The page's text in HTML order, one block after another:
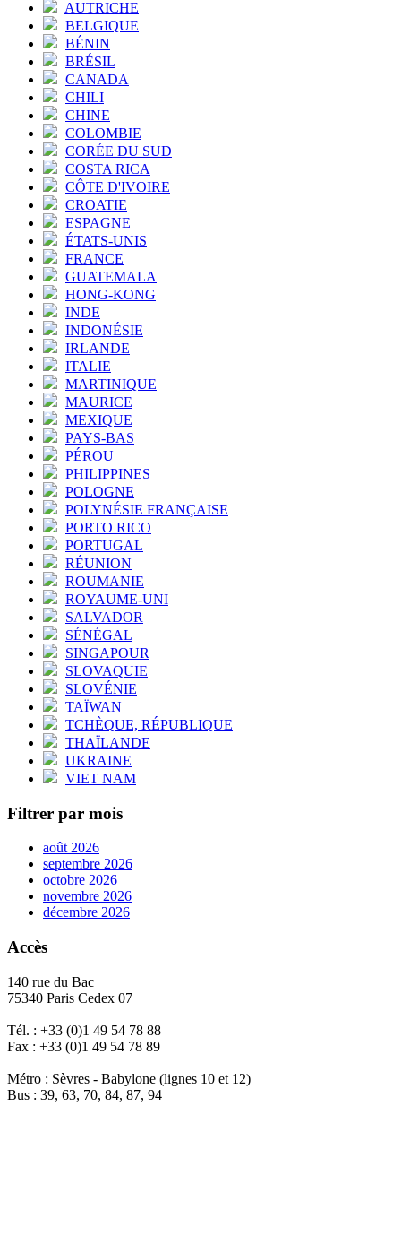
AUTRICHE
BELGIQUE
BÉNIN
BRÉSIL
CANADA
CHILI
CHINE
COLOMBIE
CORÉE DU SUD
COSTA RICA
CÔTE D'IVOIRE
CROATIE
ESPAGNE
ÉTATS-UNIS
FRANCE
GUATEMALA
HONG-KONG
INDE
INDONÉSIE
IRLANDE
ITALIE
MARTINIQUE
MAURICE
MEXIQUE
PAYS-BAS
PÉROU
PHILIPPINES
POLOGNE
POLYNÉSIE FRANÇAISE
PORTO RICO
PORTUGAL
RÉUNION
ROUMANIE
ROYAUME-UNI
SALVADOR
SÉNÉGAL
SINGAPOUR
SLOVAQUIE
SLOVÉNIE
TAÏWAN
TCHÈQUE, RÉPUBLIQUE
THAÏLANDE
UKRAINE
VIET NAM
Filtrer par mois
août 2026
septembre 2026
octobre 2026
novembre 2026
décembre 2026
Accès
140 rue du Bac
75340 Paris Cedex 07
Tél. : +33 (0)1 49 54 78 88
Fax : +33 (0)1 49 54 78 89
Métro : Sèvres - Babylone (lignes 10 et 12)
Bus : 39, 63, 70, 84, 87, 94